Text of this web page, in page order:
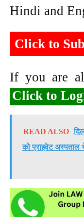
Hindi and
Click to
If you are
Click to
READ ALSO
को प्राइवेट